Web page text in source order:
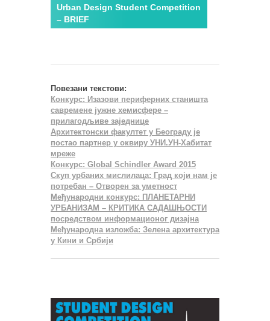
Urban Design Student Competition
– BRIEF
Повезани текстови:
Конкурс: Изазови периферних станишта
савремене јужне хемисфере –
прилагодљиве заједнице
Архитектонски факултет у Београду је
постао партнер у оквиру УНИ.УН-Хабитат
мреже
Конкурс: Global Schindler Award 2015
Скуп урбаних мислилаца: Град који нам је
потребан – Отворен за уметност
Међународни конкурс: ПЛАНЕТАРНИ
УРБАНИЗАМ – КРИТИКА САДАШЊОСТИ
посредством информационог дизајна
Међународна изложба: Зелена архитектура
у Кини и Србији